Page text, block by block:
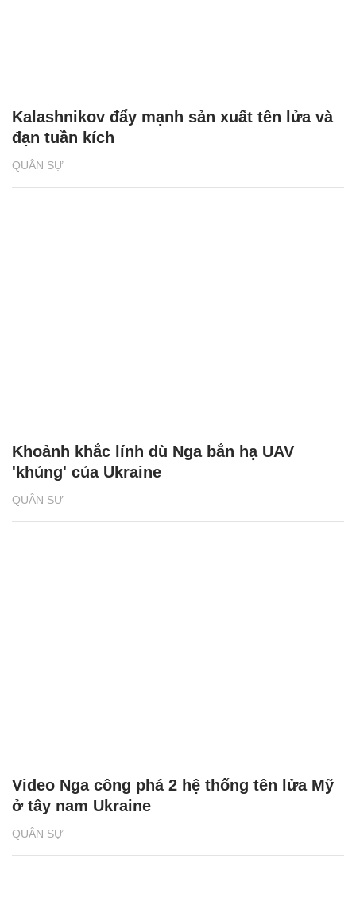
QUÂN SỰ
Kalashnikov đẩy mạnh sản xuất tên lửa và
đạn tuần kích
QUÂN SỰ
Khoảnh khắc lính dù Nga bắn hạ UAV
'khủng' của Ukraine
QUÂN SỰ
Video Nga công phá 2 hệ thống tên lửa Mỹ
ở tây nam Ukraine